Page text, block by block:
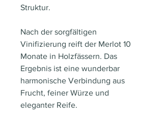
Struktur.
Nach der sorgfältigen
Vinifizierung reift der Merlot 10
Monate in Holzfässern. Das
Ergebnis ist eine wunderbar
harmonische Verbindung aus
Frucht, feiner Würze und
eleganter Reife.